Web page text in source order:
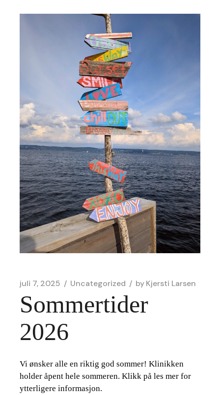
juli 7, 2025 Uncategorized byKjersti Larsen
Sommertider
2026
Vi ønsker alle en riktig god sommer! Klinikken
holder åpent hele sommeren. Klikk på les mer for
ytterligere informasjon.